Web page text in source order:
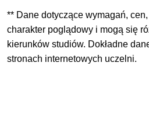
** Dane dotyczące wymagań,
charakter poglądowy i mogą się
kierunków studiów. Dokładne
stronach internetowych uczelni.